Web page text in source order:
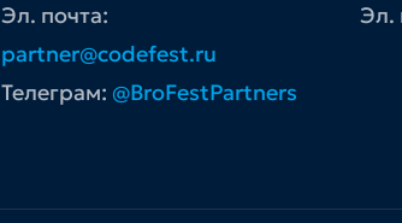
Эл. почта:
partner@codefest.ru
Телеграм: @BroFestPartners
Эл.